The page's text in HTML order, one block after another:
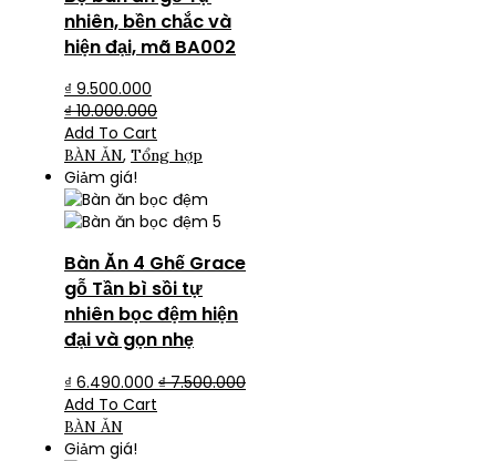
nhiên, bền chắc và
hiện đại, mã BA002
₫ 9.500.000
₫10.000.000
Add To Cart
BÀN ĂN, Tổng hợp
Giảm giá!
Bàn Ăn 4 Ghế Grace
gỗ Tần bì sồi tự
nhiên bọc đệm hiện
đại và gọn nhẹ
₫ 6.490.000 ₫7.500.000
Add To Cart
BÀN ĂN
Giảm giá!